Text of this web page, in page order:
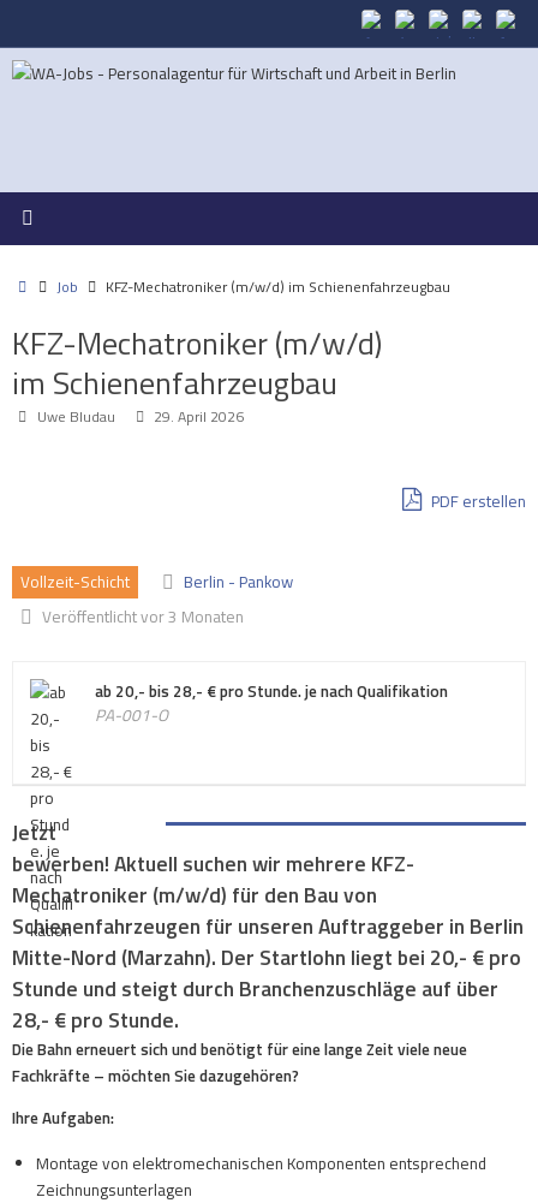
springen
StartJob KFZ-Mechatroniker (m/w/d) im Schienenfahrzeugbau
KFZ-Mechatroniker (m/w/d)
im Schienenfahrzeugbau
Uwe Bludau 29. April 2026
PDF erstellen
Vollzeit-Schicht
Berlin - Pankow
Veröffentlicht vor 3 Monaten
ab 20,- bis 28,- € pro Stunde. je nach Qualifikation
PA-001-O
Jetzt
bewerben! Aktuell suchen wir mehrere KFZ-
Mechatroniker (m/w/d) für den Bau von
Schienenfahrzeugen für unseren Auftraggeber in Berlin
Mitte-Nord (Marzahn). Der Startlohn liegt bei 20,- € pro
Stunde und steigt durch Branchenzuschläge auf über
28,- € pro Stunde.
Die Bahn erneuert sich und benötigt für eine lange Zeit viele neue
Fachkräfte – möchten Sie dazugehören?
Ihre Aufgaben:
Montage von elektromechanischen Komponenten entsprechend
Zeichnungsunterlagen